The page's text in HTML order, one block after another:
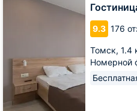
9.3 176
Томск, 1.4
Номерной